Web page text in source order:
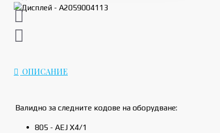
ОПИСАНИЕ
Валидно за следните кодове на оборудване:
805 - AEJ X4/1